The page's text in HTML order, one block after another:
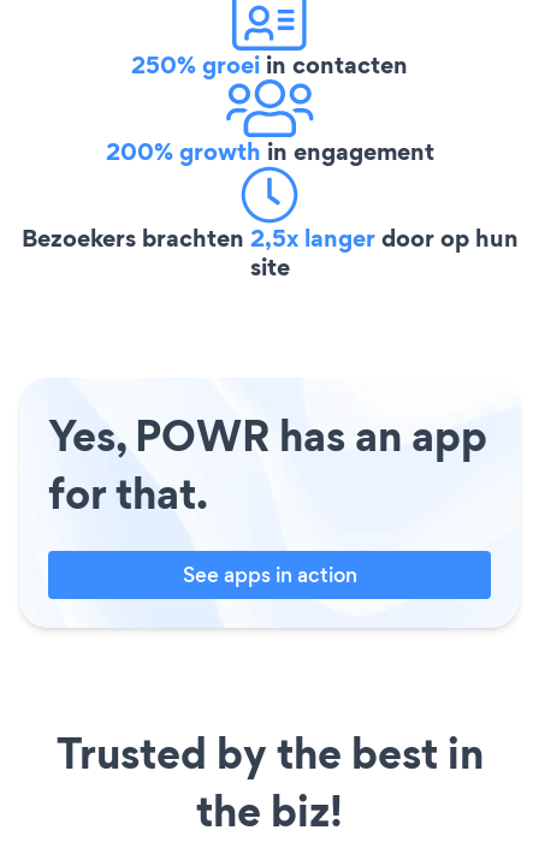
250% groei in contacten
200% growth in engagement
Bezoekers brachten 2,5x langerdoor op hun
site
Yes, POWR has an app
for that.
See apps in action
Trusted by the best in
the biz!